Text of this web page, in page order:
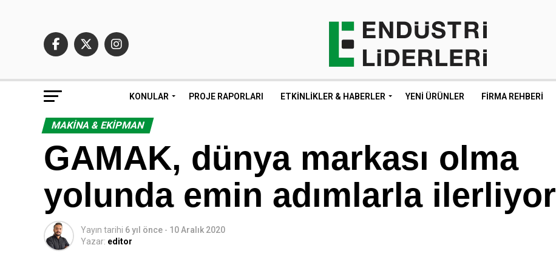
KONULAR PROJE RAPORLARI ETKINLIKLER & HABERLER YENI ÜRÜNLER FIRMA REHBERI
MAKINA & EKIPMAN
GAMAK, dünya markası olma
yolunda emin adımlarla ilerliyor
Yayın tarihi 6 yıl önce - 10 Aralık 2020
Yazar: editor